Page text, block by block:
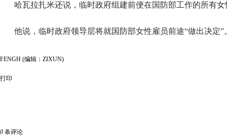
哈瓦拉扎米还说，临时政府组建前便在国防部工作的所有
他说，临时政府领导层将就国防部女性雇员前途“做出决定”
FENGH (编辑：ZIXUN)
打印
0 条评论